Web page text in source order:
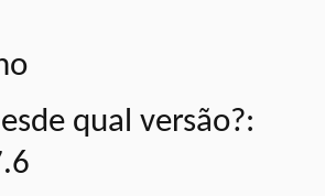
qual versão?: